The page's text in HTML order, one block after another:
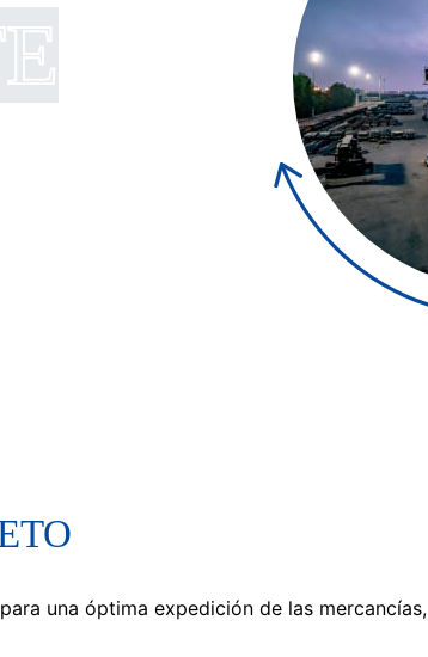
una óptima expedición de las mercancías,